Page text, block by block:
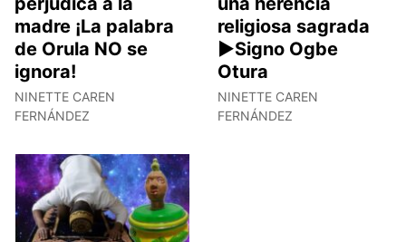
madre ¡La palabra
de Orula NO se
ignora!
NINETTE CAREN
FERNÁNDEZ
religiosa sagrada
►Signo Ogbe
Otura
NINETTE CAREN
FERNÁNDEZ